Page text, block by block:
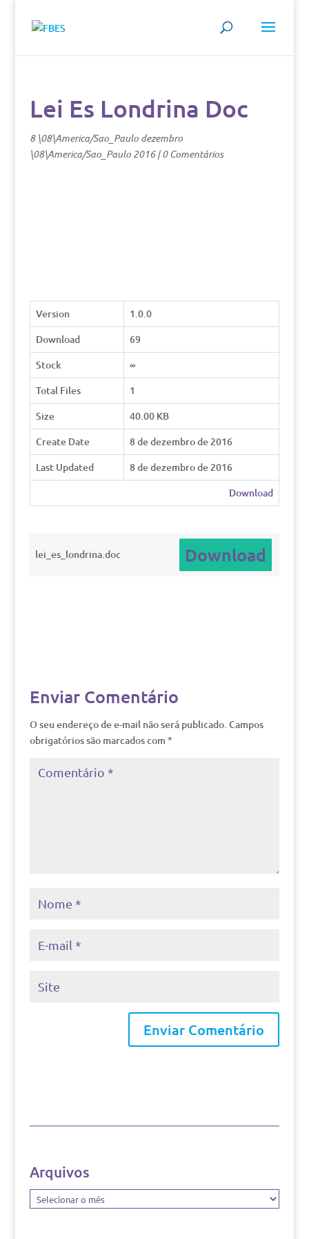
Lei Es Londrina Doc
8 \08\America/Sao_Paulo dezembro
\08\America/Sao_Paulo 2016|0 Comentários
Version
1.0.0
Download
69
Stock
∞
Total Files
1
Size
40.00 KB
Create Date
8 de dezembro de 2016
Last Updated
8 de dezembro de 2016
Download
lei_es_londrina.doc Download
Enviar Comentário
O seu endereço de e-mail não será publicado. Campos
obrigatórios são marcados com *
Arquivos
Arquivos